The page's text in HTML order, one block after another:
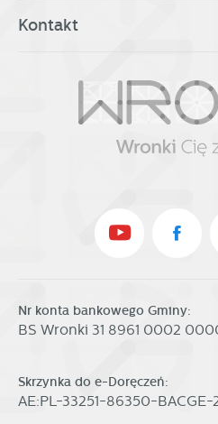
Kontakt
Nr konta bankowego Gminy:
BS Wronki 31 8961 0002
Skrzynka do e-Doręczeń:
AE:PL-33251-86350-BACGE-